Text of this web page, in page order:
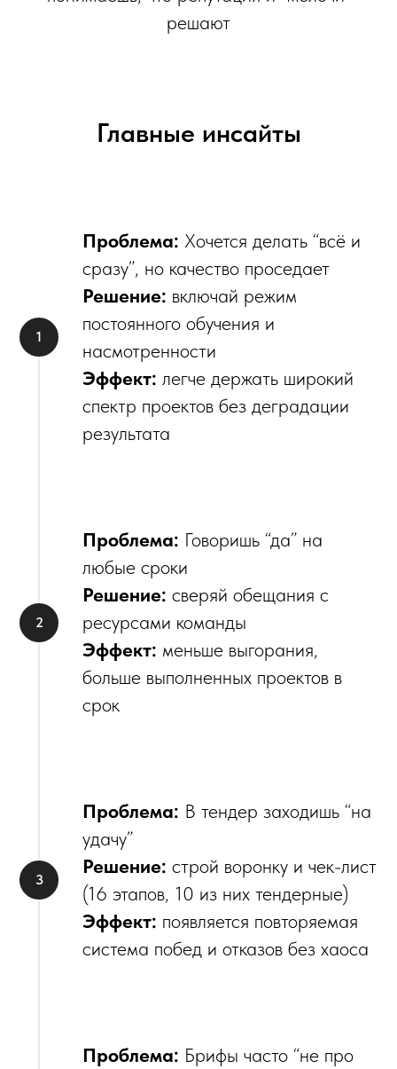
решают
Главные инсайты
Проблема: Хочется делать “всё и
сразу”, но качество проседает
Решение: включай режим
постоянного обучения и
насмотренности
Эффект: легче держать широкий
спектр проектов без деградации
результата
Проблема: Говоришь “да” на
любые сроки
Решение: сверяй обещания с
ресурсами команды
Эффект: меньше выгорания,
больше выполненных проектов в
срок
Проблема: В тендер заходишь “на
удачу”
Решение: строй воронку и чек-лист
(16 этапов, 10 из них тендерные)
Эффект: появляется повторяемая
система побед и отказов без хаоса
Проблема: Брифы часто “не про